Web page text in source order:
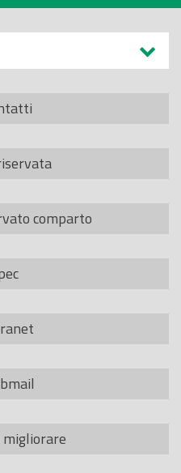
comparto
migliorare